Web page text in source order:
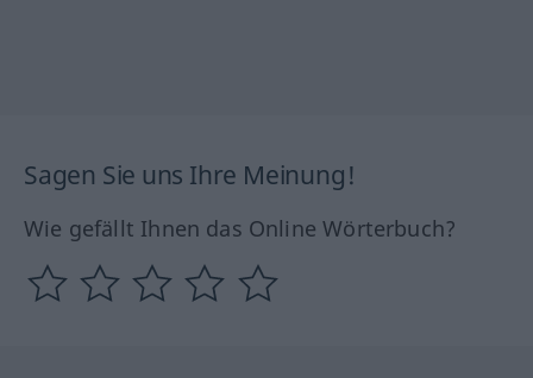
Sagen Sie uns Ihre Meinung!
Wie gefällt Ihnen das Online Wörterbuch?